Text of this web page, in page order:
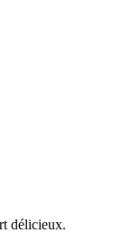
délicieux.